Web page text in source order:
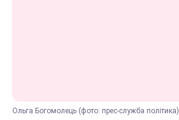
Ольга Богомолець (фото: прес-служба політика)